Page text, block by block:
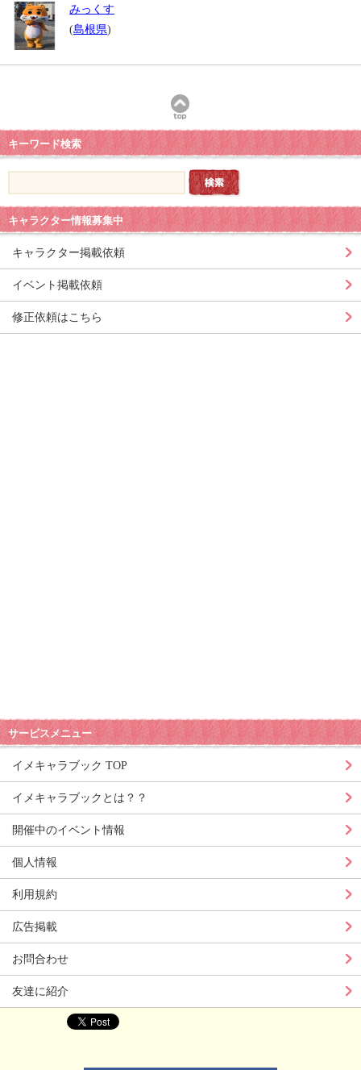
みっくす
(島根県)
キーワード検索
キャラクター情報募集中
キャラクター掲載依頼
イベント掲載依頼
修正依頼はこちら
サービスメニュー
イメキャラブック TOP
イメキャラブックとは？？
開催中のイベント情報
個人情報
利用規約
広告掲載
お問合わせ
友達に紹介